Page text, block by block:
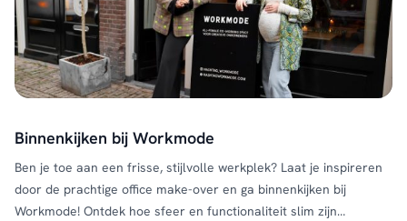
Binnenkijken bij Workmode
Ben je toe aan een frisse, stijlvolle werkplek? Laat je inspireren
door de prachtige office make-over en ga binnenkijken bij
Workmode! Ontdek hoe sfeer en functionaliteit slim zijn